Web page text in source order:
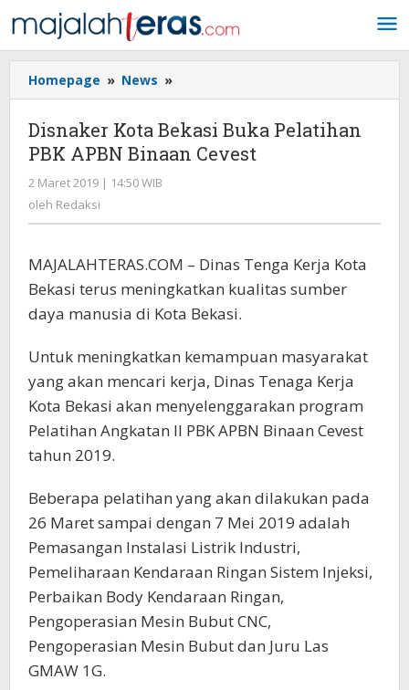
ke
konten
Homepage » News »
Kota
Bekasi
Buka
Pelatihan
Disnaker Kota Bekasi Buka Pelatihan
PBK APBN Binaan Cevest
2 Maret 2019 | 14:50 WIB
oleh Redaksi
MAJALAHTERAS.COM – Dinas Tenga Kerja Kota
Bekasi terus meningkatkan kualitas sumber
daya manusia di Kota Bekasi.
Untuk meningkatkan kemampuan masyarakat
yang akan mencari kerja, Dinas Tenaga Kerja
Kota Bekasi akan menyelenggarakan program
Pelatihan Angkatan II PBK APBN Binaan Cevest
tahun 2019.
Beberapa pelatihan yang akan dilakukan pada
26 Maret sampai dengan 7 Mei 2019 adalah
Pemasangan Instalasi Listrik Industri,
Pemeliharaan Kendaraan Ringan Sistem Injeksi,
Perbaikan Body Kendaraan Ringan,
Pengoperasian Mesin Bubut CNC,
Pengoperasian Mesin Bubut dan Juru Las
GMAW 1G.